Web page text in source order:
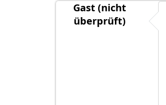
Gast (nicht
überprüft)